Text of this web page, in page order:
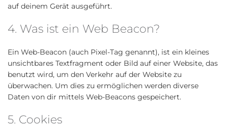
auf deinem Gerät ausgeführt.
4. Was ist ein Web Beacon?
Ein Web-Beacon (auch Pixel-Tag genannt), ist ein kleines
unsichtbares Textfragment oder Bild auf einer Website, das
benutzt wird, um den Verkehr auf der Website zu
überwachen. Um dies zu ermöglichen werden diverse
Daten von dir mittels Web-Beacons gespeichert.
5. Cookies